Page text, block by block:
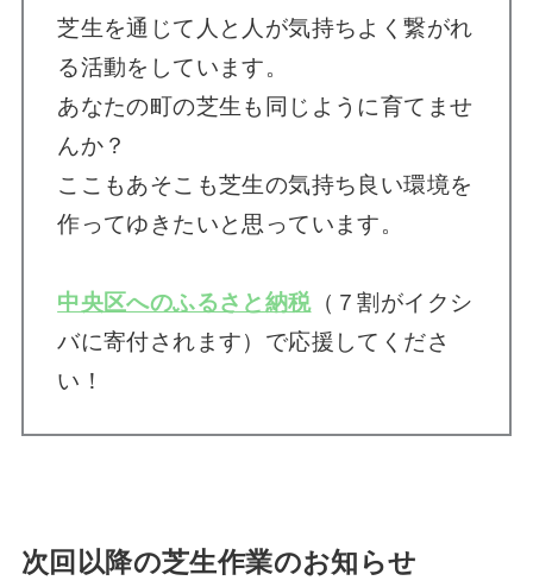
芝生を通じて人と人が気持ちよく繋がれ
る活動をしています。
あなたの町の芝生も同じように育てませ
んか？
ここもあそこも芝生の気持ち良い環境を
作ってゆきたいと思っています。
中央区へのふるさと納税（７割がイクシ
バに寄付されます）で応援してくださ
い！
次回以降の芝生作業のお知らせ